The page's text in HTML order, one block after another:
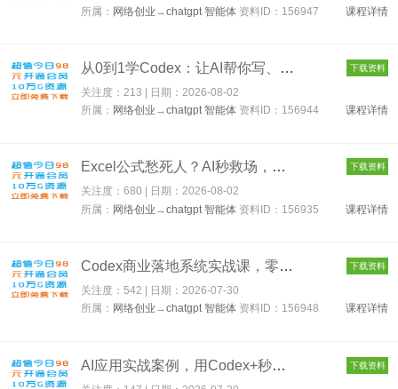
所属： 网络创业 →chatgpt 智能体 资料ID：156947 课程详情
从0到1学Codex：让AI帮你写、改、测、交付，完整系统教学，利用A... 下载资料
关注度：213 | 日期： 2026-08-02
所属： 网络创业 →chatgpt 智能体 资料ID：156944 课程详情
Excel公式愁死人？AI秒救场，ChatGPT处理数据，帮你甩枯燥办公，... 下载资料
关注度：680 | 日期：2026-08-02
所属： 网络创业 →chatgpt 智能体 资料ID：156935 课程详情
Codex商业落地系统实战课，零基础零门槛新手小白也能学会，打造自... 下载资料
关注度：542 | 日期：2026-07-30
所属： 网络创业 →chatgpt 智能体 资料ID：156948 课程详情
AI应用实战案例，用Codex+秒悟CLl做宝宝绘本生成器，小白也能把生... 下载资料